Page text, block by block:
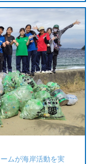
ムが海岸活動を実